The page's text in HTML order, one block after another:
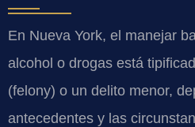
En Nueva York, el manejar
alcohol o drogas está
(felony) o un delito menor,
antecedentes y las